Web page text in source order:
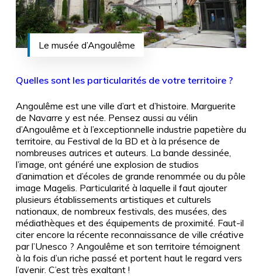
Le musée d’Angoulême
Quelles sont les particularités de votre territoire ?
Angoulême est une ville d’art et d’histoire. Marguerite
de Navarre y est née. Pensez aussi au vélin
d’Angoulême et à l’exceptionnelle industrie papetière du
territoire, au Festival de la BD et à la présence de
nombreuses autrices et auteurs. La bande dessinée,
l’image, ont généré une explosion de studios
d’animation et d’écoles de grande renommée ou du pôle
image Magelis. Particularité à laquelle il faut ajouter
plusieurs établissements artistiques et culturels
nationaux, de nombreux festivals, des musées, des
médiathèques et des équipements de proximité. Faut-il
citer encore la récente reconnaissance de ville créative
par l’Unesco ? Angoulême et son territoire témoignent
à la fois d’un riche passé et portent haut le regard vers
l’avenir. C’est très exaltant !